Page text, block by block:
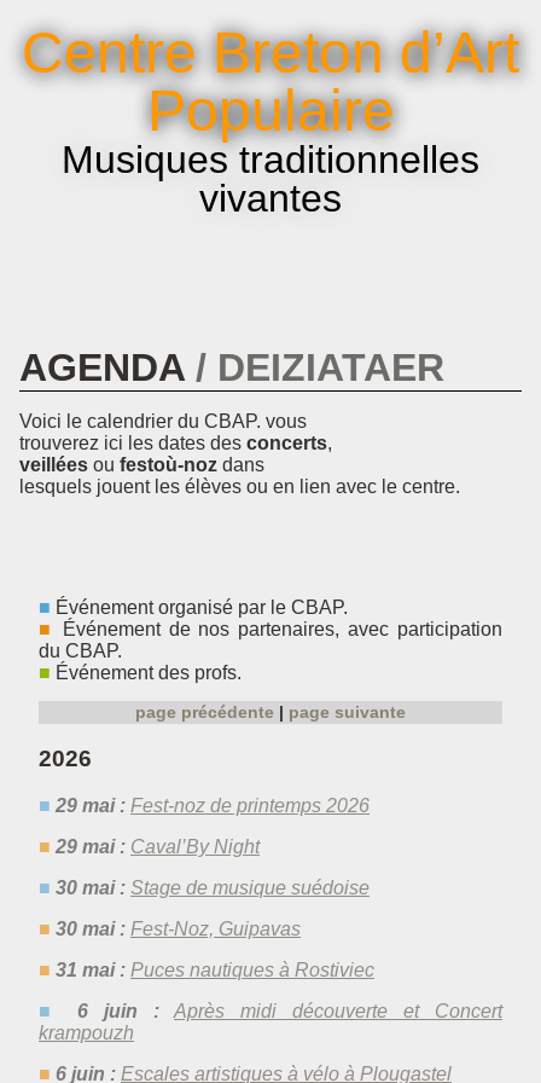
Centre Breton d’Art
Populaire
Musiques traditionnelles
vivantes
Infos pratiques
AGENDA DEIZIATAER
Voici le calendrier du CBAP. vous
trouverez ici les dates des concerts,
veillées ou festoù-noz dans
lesquels jouent les élèves ou en lien avec le centre.
Événement organisé par le CBAP.
Événement de nos partenaires, avec participation
du CBAP.
Événement des profs.
page précédente page suivante
2026
29 mai : Fest-noz de printemps 2026
29 mai : Caval’By Night
30 mai : Stage de musique suédoise
30 mai : Fest-Noz, Guipavas
31 mai : Puces nautiques à Rostiviec
6 juin :
Après midi découverte et Concert
krampouzh
6 juin : Escales artistiques à vélo à Plougastel